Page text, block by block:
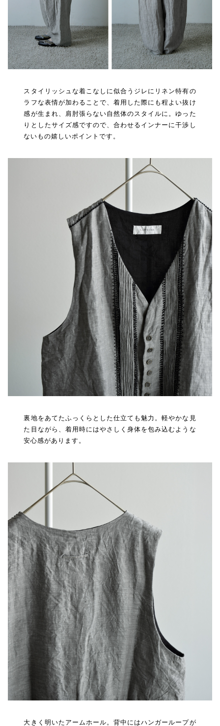
スタイリッシュな着こなしに似合うジレにリネン特有の
ラフな表情が加わることで、着用した際にも程よい抜け
感が生まれ、肩肘張らない自然体のスタイルに。ゆった
りとしたサイズ感ですので、合わせるインナーに干渉し
ないもの嬉しいポイントです。
裏地をあてたふっくらとした仕立ても魅力。軽やかな見
た目ながら、着用時にはやさしく身体を包み込むような
安心感があります。
大きく明いたアームホール。背中にはハンガーループが